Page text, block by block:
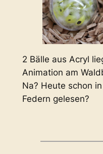
2 Bälle aus Acryl
Animation am
Na? Heute schon
Federn gelesen?